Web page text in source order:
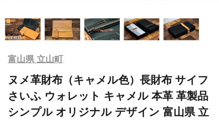
富山県 立山町
ヌメ革財布（キャメル色）長財布 サイフ
さいふ ウォレット キャメル 本革 革製品
シンプル オリジナル デザイン 富山県 立